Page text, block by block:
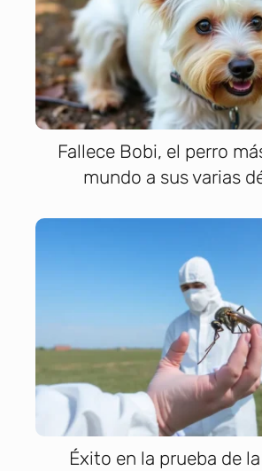
Fallece Bobi, el perro
mundo a sus varias
Éxito en la prueba de